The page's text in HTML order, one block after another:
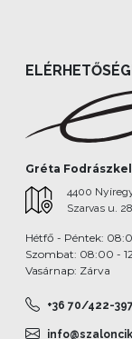
Gréta
4400
Szarvas u.
Hétfő - Péntek:
Szombat: 08:00 -
Vasárnap: Zárva
+36 70/422-